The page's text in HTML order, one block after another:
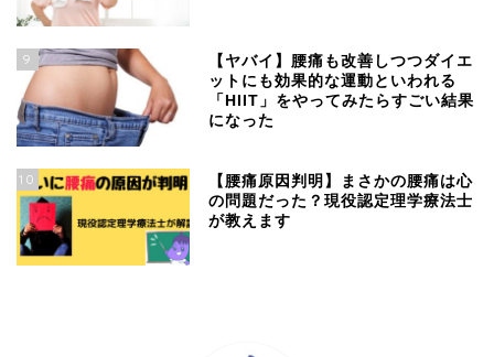
9
【ヤバイ】腰痛も改善しつつダイエ
ットにも効果的な運動といわれる
「HIIT」をやってみたらすごい結果
になった
10
【腰痛原因判明】まさかの腰痛は心
の問題だった？現役認定理学療法士
が教えます